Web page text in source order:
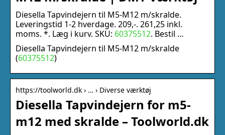
Diesella Tapvindejern til M5-M12 m/skralde.
Leveringstid 1-2 hverdage. 209,-. 261,25 inkl.
moms. *. Læg i kurv. SKU: 60375512. Bestil …
Diesella Tapvindejern til M5-M12 m/skralde
(60375512)
https://toolworld.dk › … › Diverse værktøj
Diesella Tapvindejern for m5-
m12 med skralde – Toolworld.dk